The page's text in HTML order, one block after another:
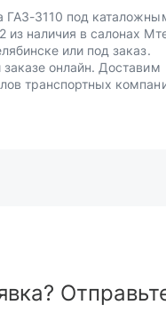
ГАЗ-3110 под
из наличия в салонах
или под заказ.
онлайн. Доставим
транспортных